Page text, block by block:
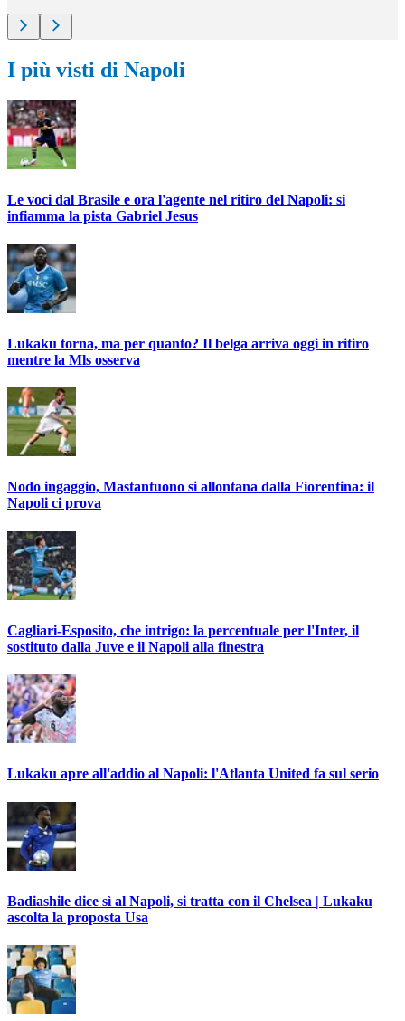
I più visti di Napoli
Le voci dal Brasile e ora l'agente nel ritiro del Napoli: si
infiamma la pista Gabriel Jesus
Lukaku torna, ma per quanto? Il belga arriva oggi in ritiro
mentre la Mls osserva
Nodo ingaggio, Mastantuono si allontana dalla Fiorentina: il
Napoli ci prova
Cagliari-Esposito, che intrigo: la percentuale per l'Inter, il
sostituto dalla Juve e il Napoli alla finestra
Lukaku apre all'addio al Napoli: l'Atlanta United fa sul serio
Badiashile dice sì al Napoli, si tratta con il Chelsea | Lukaku
ascolta la proposta Usa